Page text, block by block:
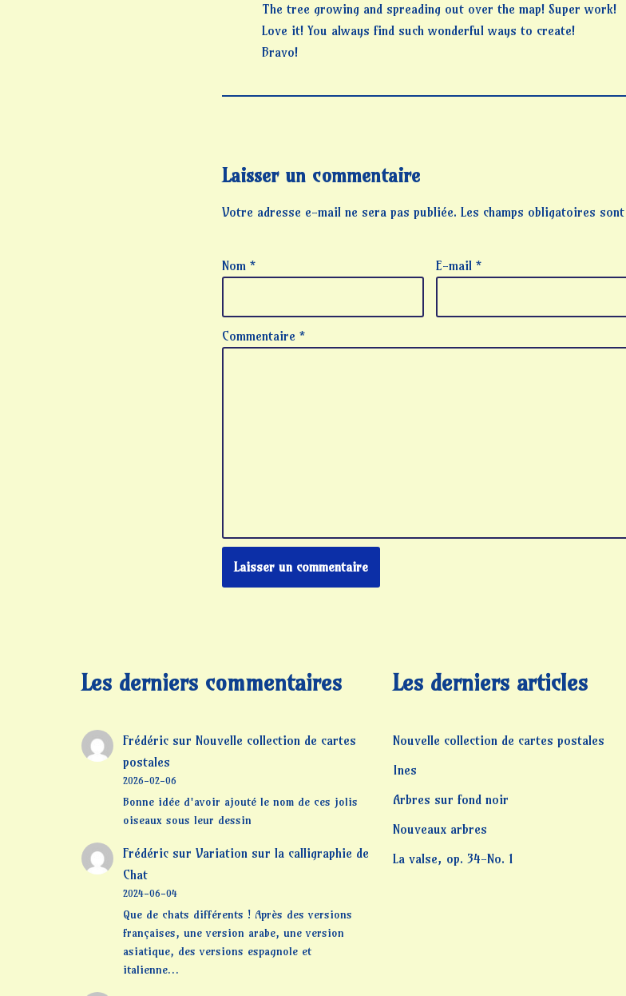
The tree growing and spreading out over the map! Super work!
Love it! You always find such wonderful ways to create!
Bravo!
Laisser un commentaire
Votre adresse e-mail ne sera pas publiée. Les champs obligatoires
Nom * E-mail *
Commentaire *
Les derniers commentaires
Frédéric sur Nouvelle collection de cartes
postales
2026-02-06
Bonne idée d'avoir ajouté le nom de ces jolis
oiseaux sous leur dessin
Frédéric sur Variation sur la calligraphie de
Chat
2024-06-04
Que de chats différents ! Après des versions
françaises, une version arabe, une version
asiatique, des versions espagnole et
italienne…
Les derniers articles
Nouvelle collection de cartes postales
Ines
Arbres sur fond noir
Nouveaux arbres
La valse, op. 34-No. 1